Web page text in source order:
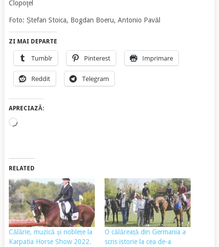
Clopoţel
Foto: Ștefan Stoica, Bogdan Boeru, Antonio Pavăl
ZI MAI DEPARTE
Tumblr Pinterest Imprimare
Reddit Telegram
APRECIAZĂ:
Încarc...
RELATED
Călărie, muzică și noblețe la
Karpatia Horse Show 2022.
O călăreață din Germania a
scris istorie la cea de-a